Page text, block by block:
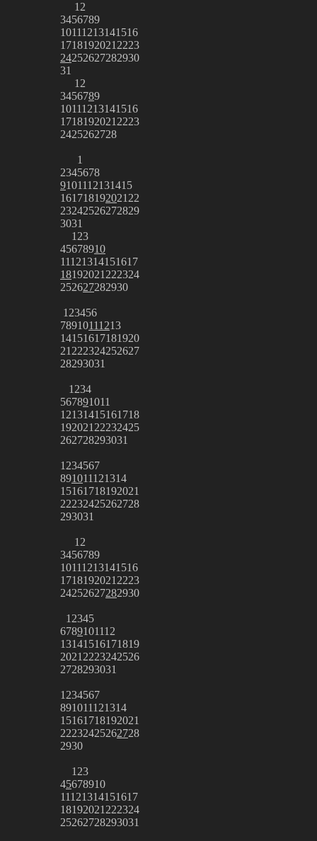
12
3456789
10111213141516
17181920212223
24252627282930
31
12
3456789
10111213141516
17181920212223
2425262728
1
2345678
9101112131415
16171819202122
23242526272829
3031
123
45678910
11121314151617
18192021222324
252627282930
123456
78910111213
14151617181920
21222324252627
28293031
1234
567891011
12131415161718
19202122232425
262728293031
1234567
891011121314
15161718192021
22232425262728
293031
12
3456789
10111213141516
17181920212223
24252627282930
12345
6789101112
13141516171819
20212223242526
2728293031
1234567
891011121314
15161718192021
22232425262728
2930
123
45678910
11121314151617
18192021222324
25262728293031